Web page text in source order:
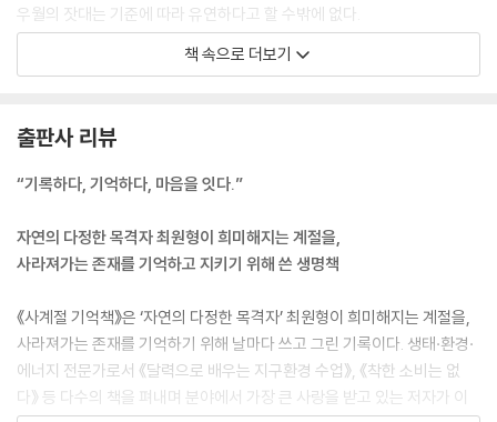
우월의 잣대는 기준에 따라 유연하다고 할 수밖에 없다.
---「조류는 솜씨 좋은 건축가_ 개개비」중에서
국 도태되니 새들에게 전깃줄은 위협일 수밖에 없다. 새들을 위해 이런 전
깃줄을 없앤 첫 지역이 순천시다. 2009년 4월 순천시는 순천만 주변 농경
지에 있는 전봇대를 뽑아버리고 그 들판에 흑두루미 모양으로 벼를 심어
경관 농업을 시작했다. 농사를 짓기 위해서는 전기가 필요한데 전봇대를
뽑자고 하니 농민들이 순순히 동의했을 리 없다. 한국전력조차 전봇대 철
워 설득에 나섰다. 이렇게 해서 전봇대가 사라진 59헥타르에 이르는 들판
은 철새 보호구역이 되었다. 그곳에서는 농약이나 제초제를 사용하지 않는
친환경 방식으로 농사지어 수확한 벼를 흑두루미 먹이로 공급한다. 흑두루
미뿐만 아니라 찾아오는 어떤 새든 와서 쉴 수 있도록 무논 습지를 확보해
서 새들에게 제공하고 있다. 순천 시민들은 새들이 겨우내 편히 지낼 수 있
책 속으로 더보기
출판사 리뷰
“기록하다, 기억하다, 마음을 잇다.”
자연의 다정한 목격자 최원형이 희미해지는 계절을,
사라져가는 존재를 기억하고 지키기 위해 쓴 생명책
《사계절 기억책》은 ‘자연의 다정한 목격자’ 최원형이 희미해지는 계절을,
사라져가는 존재를 기억하기 위해 날마다 쓰고 그린 기록이다. 생태·환경·
에너지 전문가로서 《달력으로 배우는 지구환경 수업》, 《착한 소비는 없
다》 등 다수의 책을 펴내며 분야에서 가장 큰 사랑을 받고 있는 저자가 이